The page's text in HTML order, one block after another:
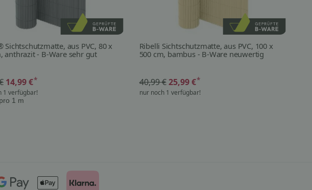
Sichtschutzmatte, aus PVC, 80 x
anthrazit - B-Ware sehr gut
14,99 €*
1 verfügbar!
1 m
Ribelli Sichtschutzmatte, aus PVC, 100 x
500 cm, bambus - B-Ware neuwertig
40,99 € 25,99 €*
nur noch 1 verfügbar!